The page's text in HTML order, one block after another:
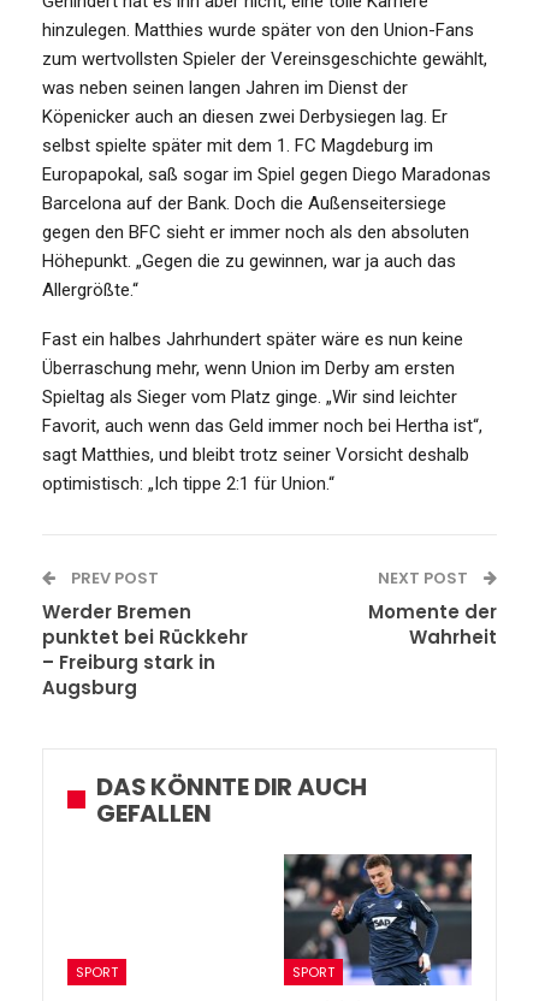
hinzulegen. Matthies wurde später von den Union-Fans
zum wertvollsten Spieler der Vereinsgeschichte gewählt,
was neben seinen langen Jahren im Dienst der
Köpenicker auch an diesen zwei Derbysiegen lag. Er
selbst spielte später mit dem 1. FC Magdeburg im
Europapokal, saß sogar im Spiel gegen Diego Maradonas
Barcelona auf der Bank. Doch die Außenseitersiege
gegen den BFC sieht er immer noch als den absoluten
Höhepunkt. „Gegen die zu gewinnen, war ja auch das
Allergrößte.“
Fast ein halbes Jahrhundert später wäre es nun keine
Überraschung mehr, wenn Union im Derby am ersten
Spieltag als Sieger vom Platz ginge. „Wir sind leichter
Favorit, auch wenn das Geld immer noch bei Hertha ist“,
sagt Matthies, und bleibt trotz seiner Vorsicht deshalb
optimistisch: „Ich tippe 2:1 für Union.“
PREV POST
Werder Bremen
punktet bei Rückkehr
– Freiburg stark in
Augsburg
NEXT POST
Momente der
Wahrheit
DAS KÖNNTE DIR AUCH
GEFALLEN
SPORT SPORT